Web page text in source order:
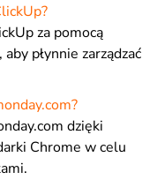
za pomocą
płynnie zarządzać
dzięki
Chrome w celu